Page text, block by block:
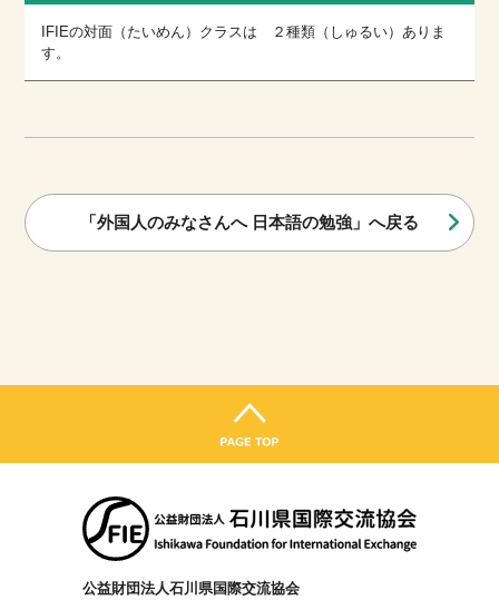
IFIEの対面（たいめん）クラスは ２種類（しゅるい）ありま
す。
「外国人のみなさんへ 日本語の勉強」へ戻る
公益財団法人石川県国際交流協会